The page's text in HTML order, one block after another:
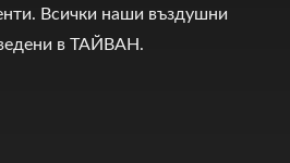
Всички наши въздушни
в ТАЙВАН.